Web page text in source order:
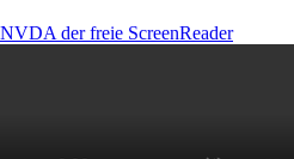
NVDA der freie ScreenReader